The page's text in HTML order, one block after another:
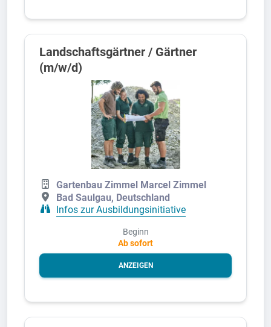
Landschaftsgärtner / Gärtner
(m/w/d)
Gartenbau Zimmel Marcel Zimmel
Bad Saulgau, Deutschland
Infos zur Ausbildungsinitiative
Beginn
Ab sofort
ANZEIGEN